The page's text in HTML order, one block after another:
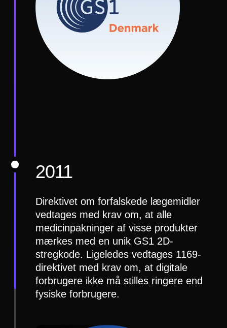
2011
Direktivet om forfalskede lægemidler
vedtages med krav om, at alle
medicinpakninger af visse produkter
mærkes med en unik GS1 2D-
stregkode. Ligeledes vedtages 1169-
direktivet med krav om, at digitale
forbrugere ikke må stilles ringere end
fysiske forbrugere.